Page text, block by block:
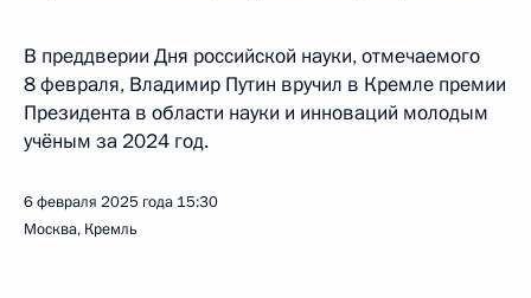
В преддверии Дня российской науки, отмечаемого
8 февраля, Владимир Путин вручил в Кремле премии
Президента в области науки и инноваций молодым
учёным за 2024 год.
6 февраля 2025 года 15:30
Москва, Кремль